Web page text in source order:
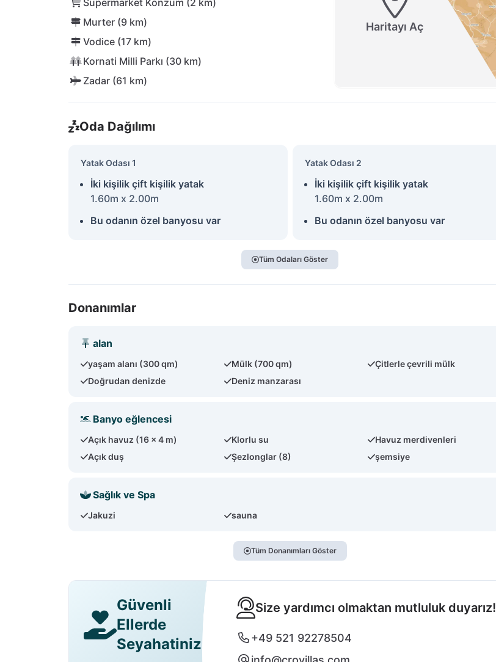
Süpermarket Konzum (2 km)
Murter (9 km)
Vodice (17 km)
Kornati Milli Parkı (30 km)
Zadar (61 km)
Haritayı Aç
Oda Dağılımı
Yatak Odası 1
İki kişilik çift kişilik yatak
1.60m x 2.00m
Bu odanın özel banyosu var
Yatak Odası 2
İki kişilik çift kişilik yatak
1.60m x 2.00m
Bu odanın özel banyosu var
Tüm Odaları Göster
Donanımlar
alan
yaşam alanı (300 qm) Mülk (700 qm)
Çitlerle çevrili mülk
Doğrudan denizde
Deniz manzarası
Banyo eğlencesi
Açık havuz (16 x 4 m) Klorlu su
Havuz merdivenleri
Açık duş
Şezlonglar (8) şemsiye
Sağlık ve Spa
Jakuzi sauna
Tüm Donanımları Göster
Güvenli
Ellerde
Seyahatiniz
Size yardımcı olmaktan mutluluk duyarız!
+49 521 92278504